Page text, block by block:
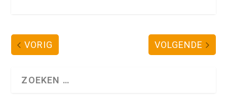
VORIG VOLGENDE